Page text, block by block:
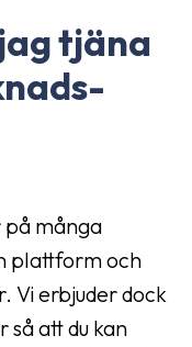
tjäna
många
plattform och
Vi erbjuder dock
så att du kan